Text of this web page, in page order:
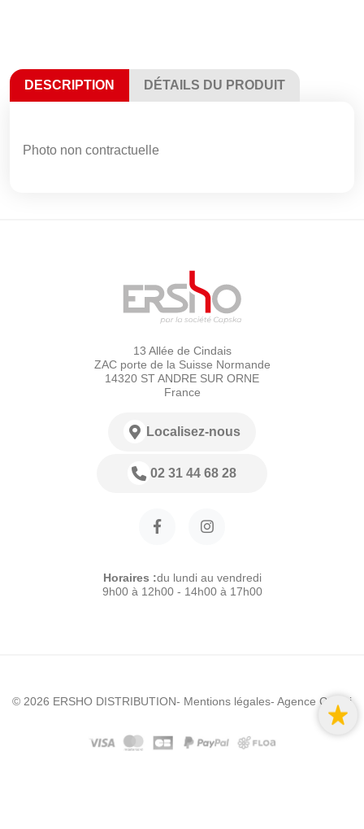
DESCRIPTION DÉTAILS DU PRODUIT
Photo non contractuelle
13 Allée de Cindais
ZAC porte de la Suisse Normande
14320 ST ANDRE SUR ORNE
France
Localisez-nous
02 31 44 68 28
Horaires :du lundi au vendredi
9h00 à 12h00 - 14h00 à 17h00
© 2026 ERSHO DISTRIBUTION- Mentions légales- Agence Colibri